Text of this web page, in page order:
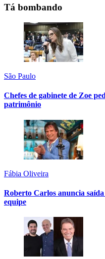
Tá bombando
São Paulo
Chefes de gabinete de Zoe
patrimônio
Fábia Oliveira
Roberto Carlos anuncia
equipe